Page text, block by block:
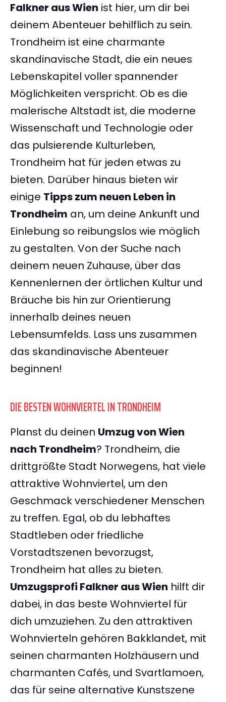
Falkner aus Wien ist hier, um dir bei
deinem Abenteuer behilflich zu sein.
Trondheim ist eine charmante
skandinavische Stadt, die ein neues
Lebenskapitel voller spannender
Möglichkeiten verspricht. Ob es die
malerische Altstadt ist, die moderne
Wissenschaft und Technologie oder
das pulsierende Kulturleben,
Trondheim hat für jeden etwas zu
bieten. Darüber hinaus bieten wir
einige Tipps zum neuen Leben in
Trondheim an, um deine Ankunft und
Einlebung so reibungslos wie möglich
zu gestalten. Von der Suche nach
deinem neuen Zuhause, über das
Kennenlernen der örtlichen Kultur und
Bräuche bis hin zur Orientierung
innerhalb deines neuen
Lebensumfelds. Lass uns zusammen
das skandinavische Abenteuer
beginnen!
DIE BESTEN WOHNVIERTEL IN TRONDHEIM
Planst du deinen Umzug von Wien
nach Trondheim? Trondheim, die
drittgrößte Stadt Norwegens, hat viele
attraktive Wohnviertel, um den
Geschmack verschiedener Menschen
zu treffen. Egal, ob du lebhaftes
Stadtleben oder friedliche
Vorstadtszenen bevorzugst,
Trondheim hat alles zu bieten.
Umzugsprofi Falkner aus Wien hilft dir
dabei, in das beste Wohnviertel für
dich umzuziehen. Zu den attraktiven
Wohnvierteln gehören Bakklandet, mit
seinen charmanten Holzhäusern und
charmanten Cafés, und Svartlamoen,
das für seine alternative Kunstszene